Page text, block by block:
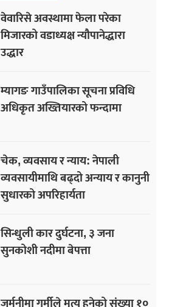
वेवारिसे अवस्थामा फेला परेका
मिजारको वडाध्यक्ष न्यौपानेद्धारा
उद्धार
म्यागङ गाउँपालिका सूचना प्रविधि
अधिकृत अख्तियारको फन्दामा
चेक, व्यवसाय र न्याय: नेपाली
व्यवसायीमाथि बढ्दो अन्याय र कानुनी
सुधारको अपरिहार्यता
सिन्धुली कार दुर्घटना, ३ जना
सुनकोशी नदीमा बेपत्ता